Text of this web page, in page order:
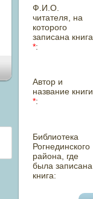
Ф.И.О.
читателя, на
которого
записана книга
*:
Автор и
название книги
*:
Библиотека
Рогнединского
района, где
была записана
книга: